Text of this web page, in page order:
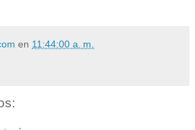
en 11:44:00 a. m.